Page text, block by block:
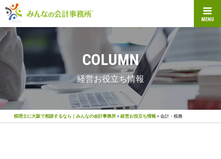
MENU
COLUMN
経営お役立ち情報
税理士に大阪で相談するなら｜みんなの会計事務所 > 経営お役立ち情報 > 会計・税務